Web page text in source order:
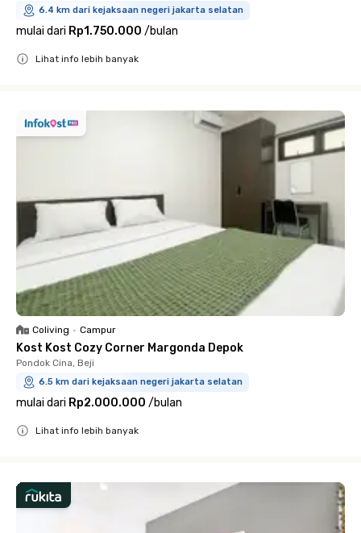
6.4 km dari kejaksaan negeri jakarta selatan
mulai dari Rp1.750.000 /bulan
Lihat info lebih banyak
Coliving • Campur
Kost Kost Cozy Corner Margonda Depok
Pondok Cina, Beji
6.5 km dari kejaksaan negeri jakarta selatan
mulai dari Rp2.000.000 /bulan
Lihat info lebih banyak